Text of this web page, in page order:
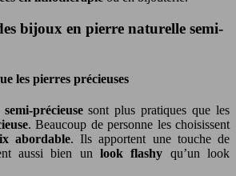
bijoux en pierre naturelle semi-
les pierres précieuses
précieusesont plus pratiques que les
. Beaucoup de personne les choisissent
abordable. Ils apportent une touche de
aussi bien un look flashy qu’un look